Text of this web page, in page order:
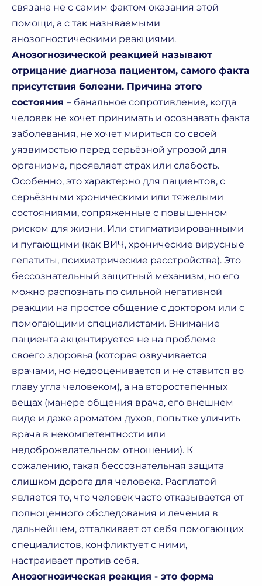
связана не с самим фактом оказания этой
помощи, а с так называемыми
анозогностическими реакциями.
Анозогнозической реакцией называют
отрицание диагноза пациентом, самого факта
присутствия болезни. Причина этого
состояния – банальное сопротивление, когда
человек не хочет принимать и осознавать факта
заболевания, не хочет мириться со своей
уязвимостью перед серьёзной угрозой для
организма, проявляет страх или слабость.
Особенно, это характерно для пациентов, с
серьёзными хроническими или тяжелыми
состояниями, сопряженные с повышенном
риском для жизни. Или стигматизированными
и пугающими (как ВИЧ, хронические вирусные
гепатиты, психиатрические расстройства). Это
бессознательный защитный механизм, но его
можно распознать по сильной негативной
реакции на простое общение с доктором или с
помогающими специалистами. Внимание
пациента акцентируется не на проблеме
своего здоровья (которая озвучивается
врачами, но недооценивается и не ставится во
главу угла человеком), а на второстепенных
вещах (манере общения врача, его внешнем
виде и даже ароматом духов, попытке уличить
врача в некомпетентности или
недоброжелательном отношении). К
сожалению, такая бессознательная защита
слишком дорога для человека. Расплатой
является то, что человек часто отказывается от
полноценного обследования и лечения в
дальнейшем, отталкивает от себя помогающих
специалистов, конфликтует с ними,
настраивает против себя.
Анозогнозическая реакция - это форма